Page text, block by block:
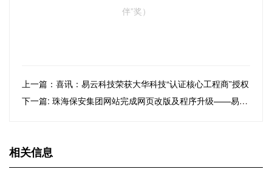
伴”奖）
上一篇：喜讯：易云科技荣获大华科技“认证核心工程商”授权
下一篇: 珠海保安集团网站完成网页改版及程序升级——易网科技荣誉出品
相关信息